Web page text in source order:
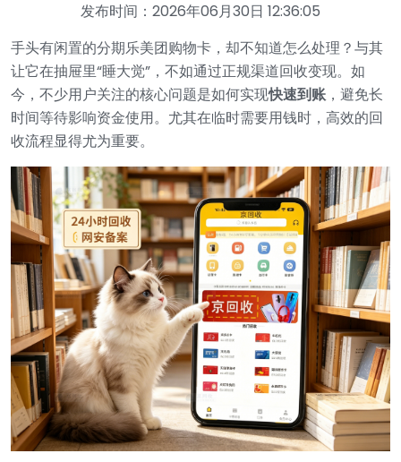
发布时间：2026年06月30日 12:36:05
手头有闲置的分期乐美团购物卡，却不知道怎么处理？与其
让它在抽屉里“睡大觉”，不如通过正规渠道回收变现。如
今，不少用户关注的核心问题是如何实现快速到账，避免长
时间等待影响资金使用。尤其在临时需要用钱时，高效的回
收流程显得尤为重要。